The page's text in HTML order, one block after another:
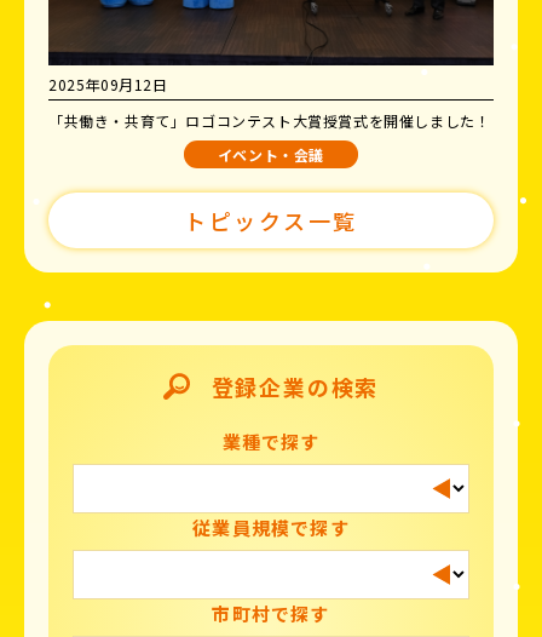
2025年09月12日
「共働き・共育て」ロゴコンテスト大賞授賞式を開催しました！
イベント・会議
トピックス一覧
登録企業の検索
業種で探す
従業員規模で探す
市町村で探す